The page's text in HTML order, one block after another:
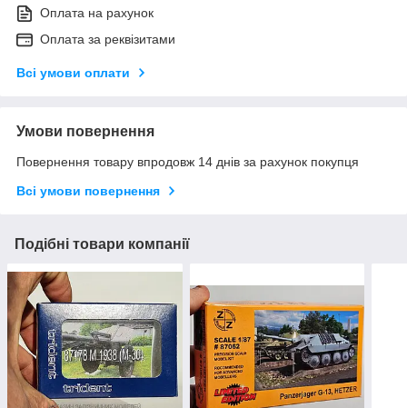
Оплата на рахунок
Оплата за реквізитами
Всі умови оплати
Умови повернення
Повернення товару впродовж 14 днів за рахунок покупця
Всі умови повернення
Подібні товари компанії